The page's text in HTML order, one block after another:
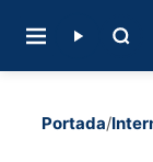
Portada/